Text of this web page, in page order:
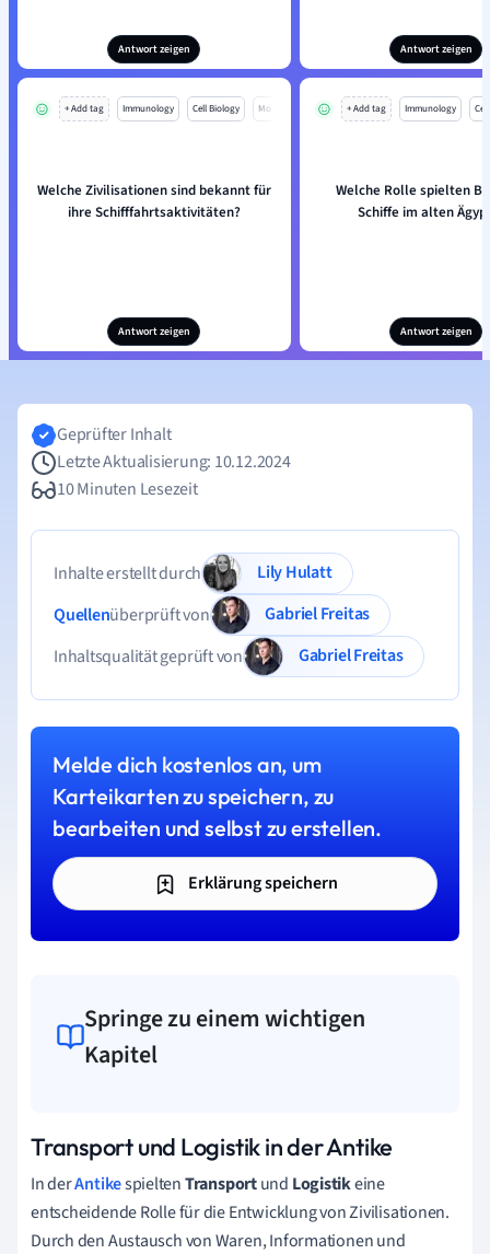
Antwort zeigen Antwort zeigen
+ Add tag Immunology Cell Biology Mo
Welche Zivilisationen sind bekannt für
ihre Schifffahrtsaktivitäten?
Antwort zeigen
+ Add tag Immunology
Welche Rolle spielten
Schiffe im alten
Antwort zeigen
Geprüfter Inhalt
Letzte Aktualisierung: 10.12.2024
10 Minuten Lesezeit
Inhalte erstellt durch
Lily Hulatt
Quellenüberprüft von
Gabriel Freitas
Inhaltsqualität geprüft von
Gabriel Freitas
Melde dich kostenlos an, um
Karteikarten zu speichern, zu
bearbeiten und selbst zu erstellen.
Erklärung speichern
Springe zu einem wichtigen
Kapitel
Transport und Logistik in der Antike
In derAntikespieltenTransportund Logistikeine
entscheidende Rolle für die Entwicklung von Zivilisationen.
Durch den Austausch von Waren, Informationen und